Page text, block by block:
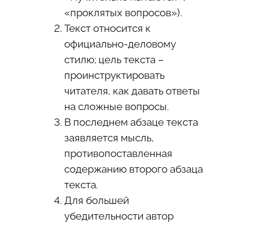
«проклятых вопросов»).
Текст относится к
официально-деловому
стилю; цель текста –
проинструктировать
читателя, как давать ответы
на сложные вопросы.
В последнем абзаце текста
заявляется мысль,
противопоставленная
содержанию второго абзаца
текста.
Для большей
убедительности автор